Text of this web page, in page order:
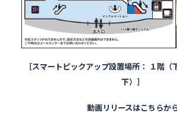
［スマートピックアップ設置場所： １階
下）］
動画リリースはこちらか